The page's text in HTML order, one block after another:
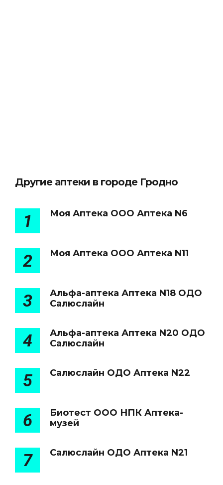
Другие аптеки в городе Гродно
1 Моя Аптека ООО Аптека N6
2 Моя Аптека ООО Аптека N11
3
Альфа-аптека Аптека N18 ОДО
Салюслайн
4
Альфа-аптека Аптека N20 ОДО
Салюслайн
5 Салюслайн ОДО Аптека N22
6
Биотест ООО НПК Аптека-
музей
7 Салюслайн ОДО Аптека N21